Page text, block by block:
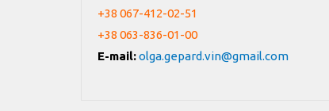
+38 067-412-02-51
+38 063-836-01-00
E-mail:olga.gepard.vin@gmail.com